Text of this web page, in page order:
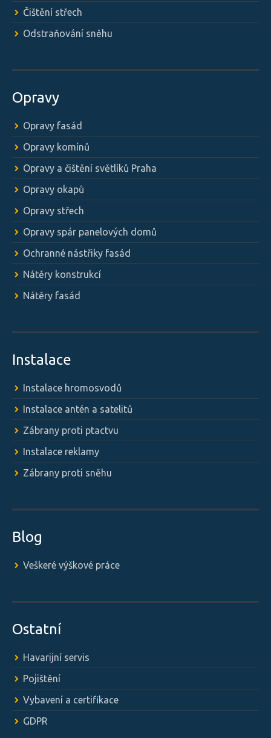
Čištění střech
Odstraňování sněhu
Opravy
Opravy fasád
Opravy komínů
Opravy a čištění světlíků Praha
Opravy okapů
Opravy střech
Opravy spár panelových domů
Ochranné nástřiky fasád
Nátěry konstrukcí
Nátěry fasád
Instalace
Instalace hromosvodů
Instalace antén a satelitů
Zábrany proti ptactvu
Instalace reklamy
Zábrany proti sněhu
Blog
Veškeré výškové práce
Ostatní
Havarijní servis
Pojištění
Vybavení a certifikace
GDPR